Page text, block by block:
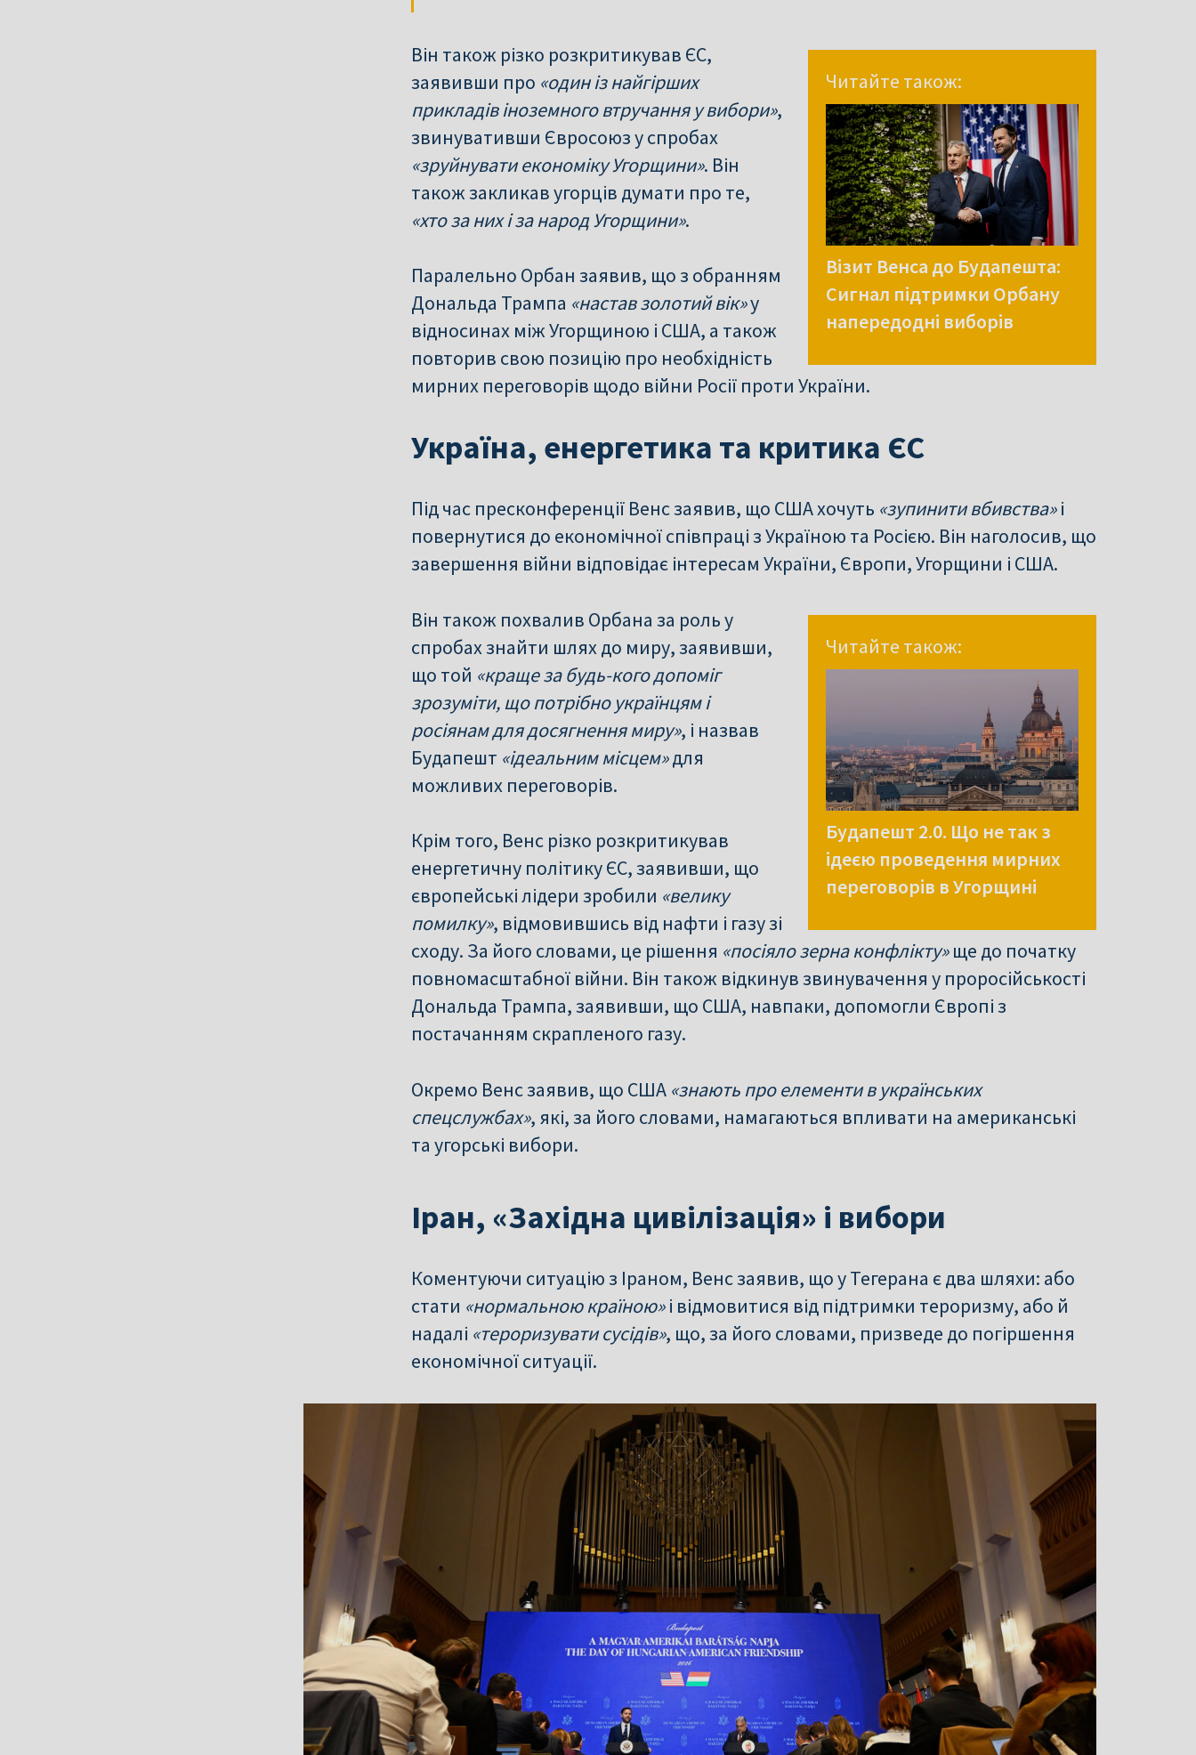
Читайте також:
Візит Венса до Будапешта:
Сигнал підтримки Орбану
напередодні виборів
Він також різко розкритикував ЄС,
заявивши про «один із найгірших
прикладів іноземного втручання у вибори»,
звинувативши Євросоюз у спробах
«зруйнувати економіку Угорщини». Він
також закликав угорців думати про те,
«хто за них і за народ Угорщини».
Паралельно Орбан заявив, що з обранням
Дональда Трампа «настав золотий вік»у
відносинах між Угорщиною і США, а також
повторив свою позицію про необхідність
мирних переговорів щодо війни Росії проти України.
Україна, енергетика та критика ЄС
Під час пресконференції Венс заявив, що США хочуть «зупинити вбивства»і
повернутися до економічної співпраці з Україною та Росією. Він наголосив, що
завершення війни відповідає інтересам України, Європи, Угорщини і США.
Читайте також:
Будапешт 2.0. Що не так з
ідеєю проведення мирних
переговорів в Угорщині
Він також похвалив Орбана за роль у
спробах знайти шлях до миру, заявивши,
що той «краще за будь-кого допоміг
зрозуміти, що потрібно українцям і
росіянам для досягнення миру», і назвав
Будапешт «ідеальним місцем»для
можливих переговорів.
Крім того, Венс різко розкритикував
енергетичну політику ЄС, заявивши, що
європейські лідери зробили «велику
помилку», відмовившись від нафти і газу зі
сходу. За його словами, це рішення «посіяло зерна конфлікту»ще до початку
повномасштабної війни. Він також відкинув звинувачення у проросійськості
Дональда Трампа, заявивши, що США, навпаки, допомогли Європі з
постачанням скрапленого газу.
Окремо Венс заявив, що США «знають про елементи в українських
спецслужбах», які, за його словами, намагаються впливати на американські
та угорські вибори.
Іран, «Західна цивілізація» і вибори
Коментуючи ситуацію з Іраном, Венс заявив, що у Тегерана є два шляхи: або
стати «нормальною країною»і відмовитися від підтримки тероризму, або й
надалі «тероризувати сусідів», що, за його словами, призведе до погіршення
економічної ситуації.